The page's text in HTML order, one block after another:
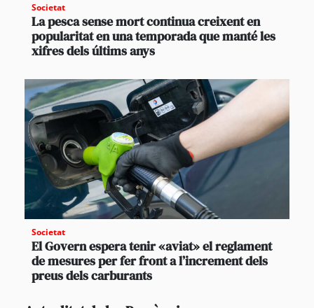
Societat
La pesca sense mort continua creixent en
popularitat en una temporada que manté les
xifres dels últims anys
Societat
El Govern espera tenir «aviat» el reglament
de mesures per fer front a l’increment dels
preus dels carburants